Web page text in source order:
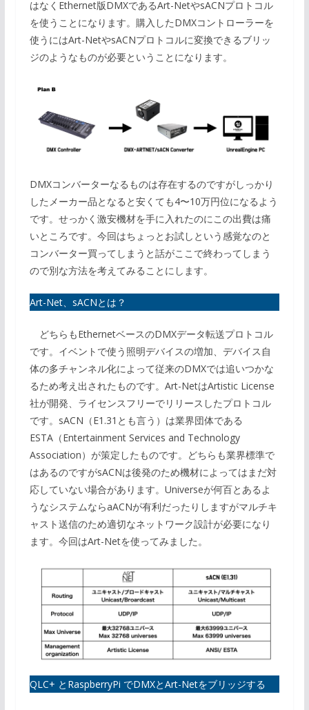
はなくEthernet版DMXであるArt-NetやsACNプロトコル
を使うことになります。購入したDMXコントローラーを
使うにはArt-NetやsACNプロトコルに変換できるブリッ
ジのようなものが必要ということになります。
DMXコンバーターなるものは存在するのですがしっかり
したメーカー品となると安くても4〜10万円位になるよう
です。せっかく激安機材を手に入れたのにこの出費は痛
いところです。今回はちょっとお試しという感覚なのと
コンバーター買ってしまうと話がここで終わってしまう
ので別な方法を考えてみることにします。
Art-Net、sACNとは？
どちらもEthernetベースのDMXデータ転送プロトコル
です。イベントで使う照明デバイスの増加、デバイス自
体の多チャンネル化によって従来のDMXでは追いつかな
るため考え出されたものです。Art-NetはArtistic License
社が開発、ライセンスフリーでリリースしたプロトコル
です。sACN（E1.31とも言う）は業界団体である
ESTA（Entertainment Services and Technology
Association）が策定したものです。どちらも業界標準で
はあるのですがsACNは後発のため機材によってはまだ対
応していない場合があります。Universeが何百とあるよ
うなシステムならaACNが有利だったりしますがマルチキ
ャスト送信のため適切なネットワーク設計が必要になり
ます。今回はArt-Netを使ってみました。
QLC+ とRaspberryPi でDMXとArt-Netをブリッジする